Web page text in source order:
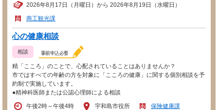
2026年8月17日（月曜日）から 2026年8月19日（水曜日）
商工観光課
心の健康相談
相談
精「こころ」のことで、心配されていることはありませんか？
市ではすべての年齢の方を対象に「こころの健康」に関する個別相談を予
約制で実施しています。
●精神科医師または公認心理師による相談
午後2時～午後4時
宇和島市役所 保険健康課